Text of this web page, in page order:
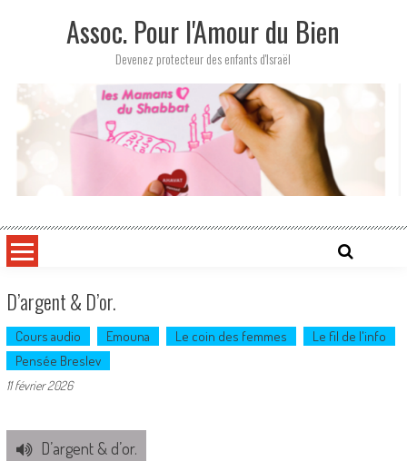
Assoc. Pour l'Amour du Bien
Devenez protecteur des enfants d'Israël
D’argent & D’or.
Cours audio Emouna Le coin des femmes
Le fil de l'info
Pensée Breslev
11 février 2026
D’argent & d’or.